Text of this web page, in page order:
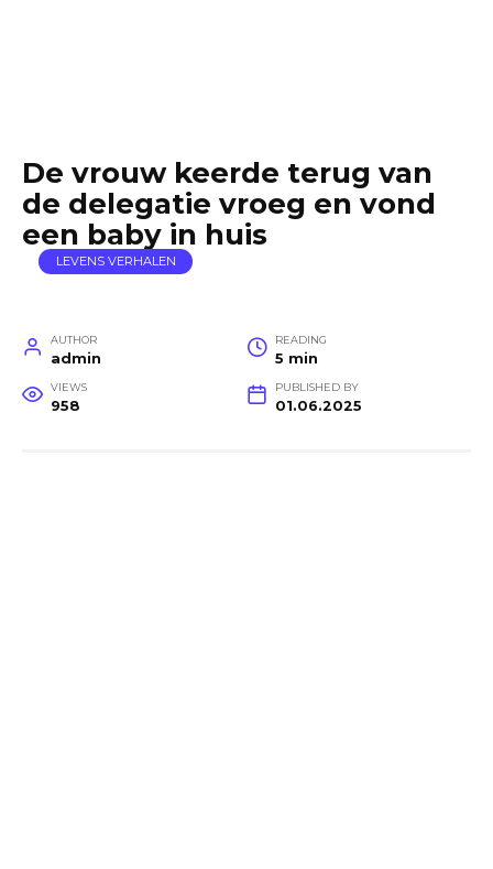
De vrouw keerde terug van
de delegatie vroeg en vond
een baby in huis
LEVENS VERHALEN
AUTHOR
admin
READING
5 min
VIEWS
958
PUBLISHED BY
01.06.2025